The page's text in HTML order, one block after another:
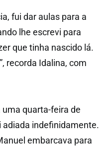
fui dar aulas para a
lhe escrevi para
que tinha nascido lá.
recorda Idalina, com
quarta-feira de
adiada indefinidamente.
embarcava para